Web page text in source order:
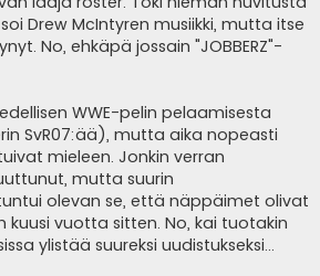
Drew McIntyren musiikki, mutta itse
No, ehkäpä jossain "JOBBERZ"-
WWE-pelin pelaamisesta
SvR07:ää), mutta aika nopeasti
mieleen. Jonkin verran
mutta suurin
olevan se, että näppäimet olivat
kuusi vuotta sitten. No, kai tuotakin
ylistää suureksi uudistukseksi...